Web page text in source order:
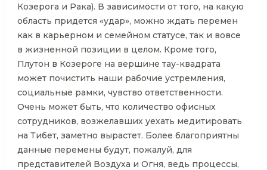
Козерога и Рака). В зависимости от того, на какую
область придется «удар», можно ждать перемен
как в карьерном и семейном статусе, так и вовсе
в жизненной позиции в целом. Кроме того,
Плутон в Козероге на вершине тау-квадрата
может почистить наши рабочие устремления,
социальные рамки, чувство ответственности.
Очень может быть, что количество офисных
сотрудников, возжелавших уехать медитировать
на Тибет, заметно вырастет. Более благоприятны
данные перемены будут, пожалуй, для
представителей Воздуха и Огня, ведь процессы,